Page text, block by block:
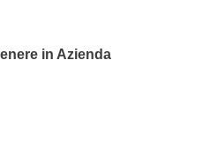
in Azienda